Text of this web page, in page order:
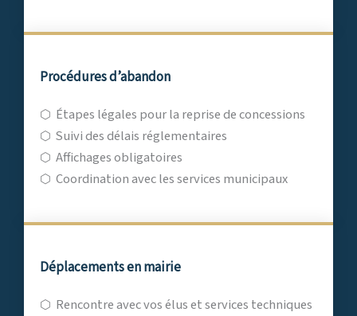
Procédures d’abandon
⬡ Étapes légales pour la reprise de concessions
⬡ Suivi des délais réglementaires
⬡ Affichages obligatoires
⬡ Coordination avec les services municipaux
Déplacements en mairie
⬡ Rencontre avec vos élus et services techniques